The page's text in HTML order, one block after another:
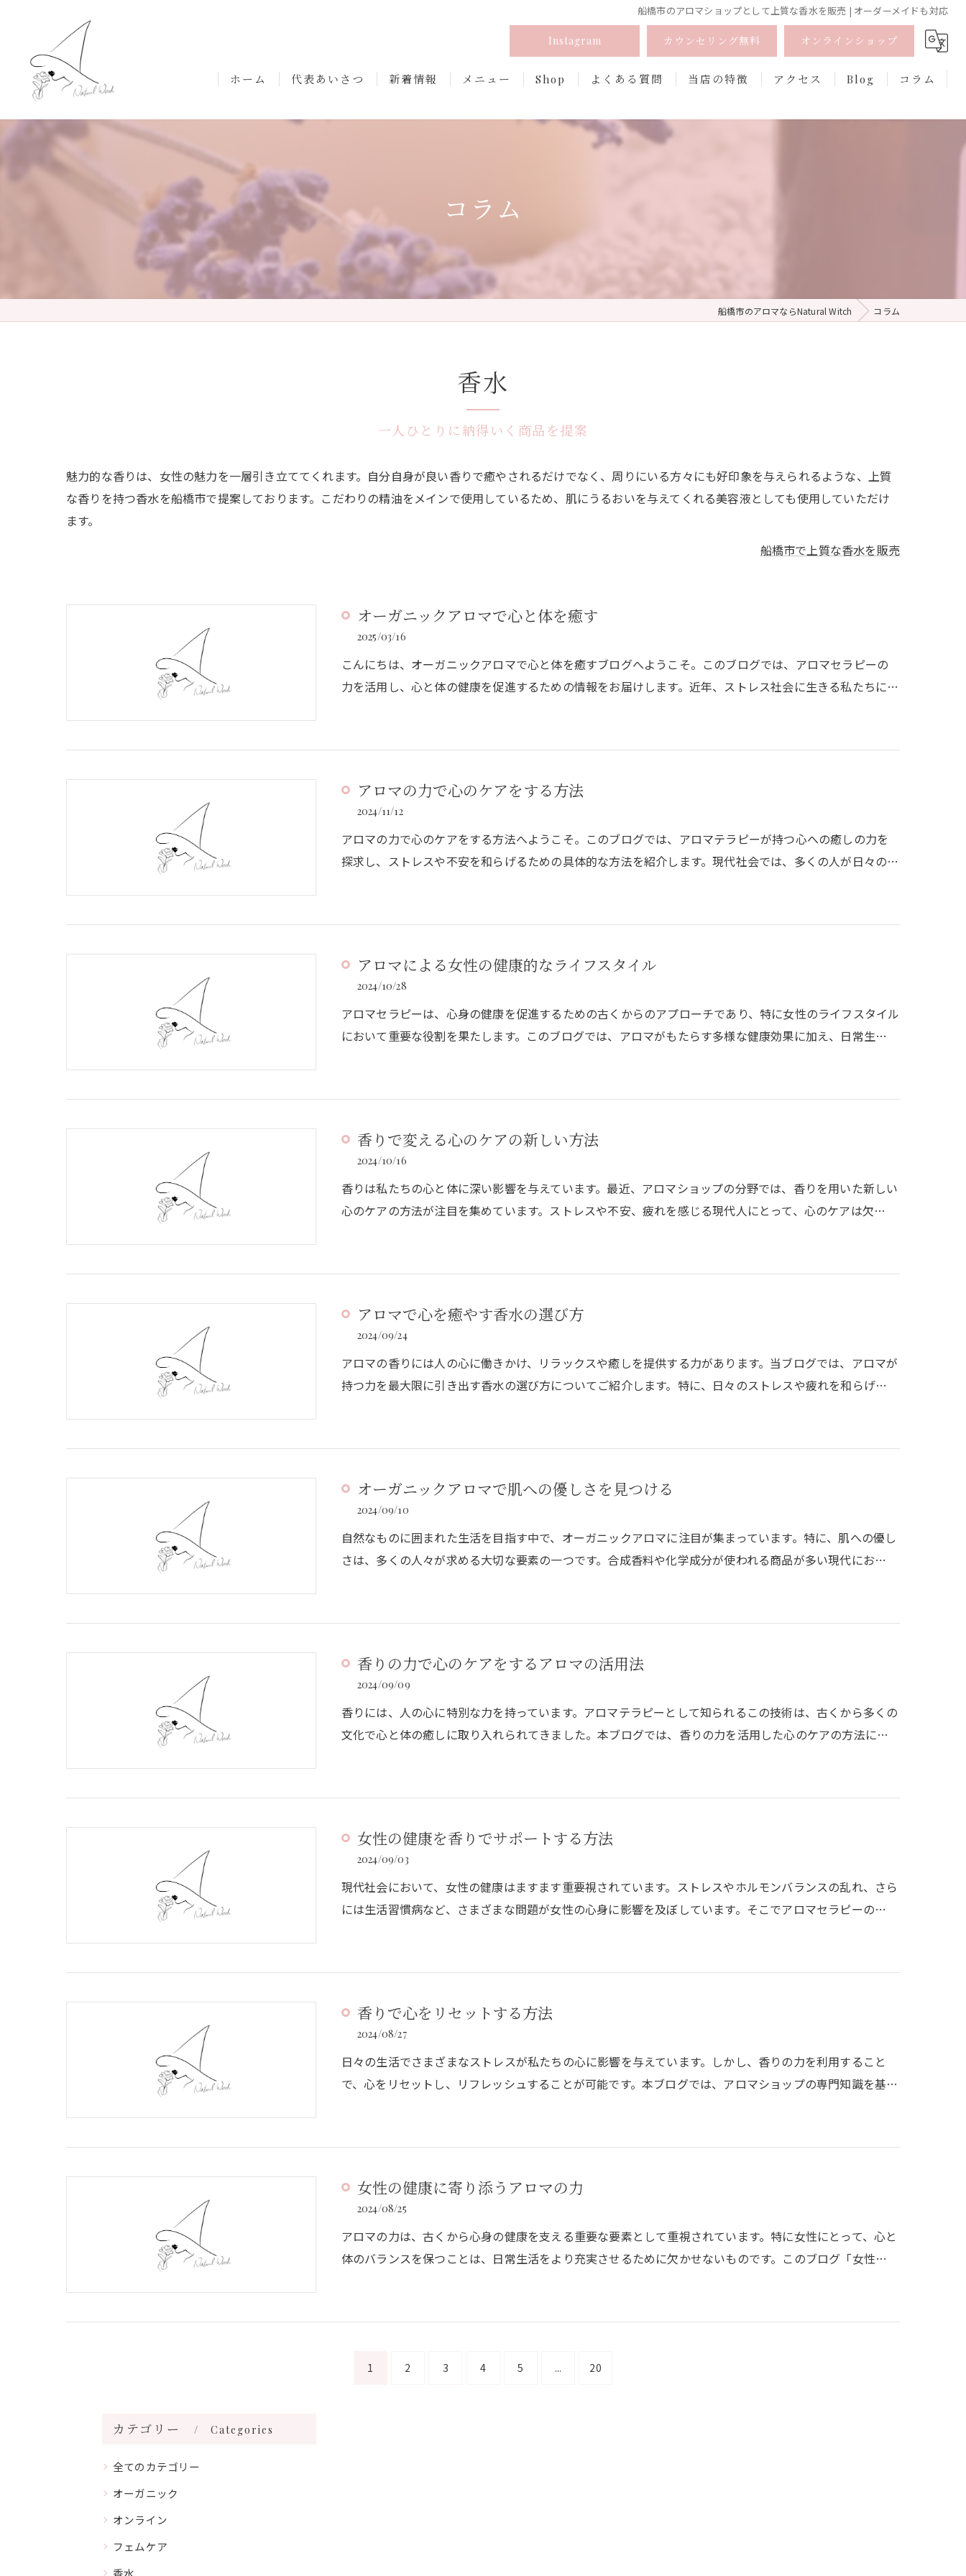
船橋市のアロマショップとして上質な香水を販売 | オーダーメイドも対応
Instagram カウンセリング無料 オンラインショップ
ホーム 代表あいさつ 新着情報 メニュー Shop よくある質問 当店の特徴 アクセス Blog コラム
コラム
船橋市のアロマならNatural Witch コラム
香水
一人ひとりに納得いく商品を提案
魅力的な香りは、女性の魅力を一層引き立ててくれます。自分自身が良い香りで癒やされるだけでなく、周りにいる方々にも好印象を与えられるような、上質
な香りを持つ香水を船橋市で提案しております。こだわりの精油をメインで使用しているため、肌にうるおいを与えてくれる美容液としても使用していただけ
ます。
船橋市で上質な香水を販売
オーガニックアロマで心と体を癒す
2025/03/16
こんにちは、オーガニックアロマで心と体を癒すブログへようこそ。このブログでは、アロマセラピーの
力を活用し、心と体の健康を促進するための情報をお届けします。近年、ストレス社会に生きる私たちに…
アロマの力で心のケアをする方法
2024/11/12
アロマの力で心のケアをする方法へようこそ。このブログでは、アロマテラピーが持つ心への癒しの力を
探求し、ストレスや不安を和らげるための具体的な方法を紹介します。現代社会では、多くの人が日々の…
アロマによる女性の健康的なライフスタイル
2024/10/28
アロマセラピーは、心身の健康を促進するための古くからのアプローチであり、特に女性のライフスタイル
において重要な役割を果たします。このブログでは、アロマがもたらす多様な健康効果に加え、日常生…
香りで変える心のケアの新しい方法
2024/10/16
香りは私たちの心と体に深い影響を与えています。最近、アロマショップの分野では、香りを用いた新しい
心のケアの方法が注目を集めています。ストレスや不安、疲れを感じる現代人にとって、心のケアは欠…
アロマで心を癒やす香水の選び方
2024/09/24
アロマの香りには人の心に働きかけ、リラックスや癒しを提供する力があります。当ブログでは、アロマが
持つ力を最大限に引き出す香水の選び方についてご紹介します。特に、日々のストレスや疲れを和らげ…
オーガニックアロマで肌への優しさを見つける
2024/09/10
自然なものに囲まれた生活を目指す中で、オーガニックアロマに注目が集まっています。特に、肌への優し
さは、多くの人々が求める大切な要素の一つです。合成香料や化学成分が使われる商品が多い現代にお…
香りの力で心のケアをするアロマの活用法
2024/09/09
香りには、人の心に特別な力を持っています。アロマテラピーとして知られるこの技術は、古くから多くの
文化で心と体の癒しに取り入れられてきました。本ブログでは、香りの力を活用した心のケアの方法に…
女性の健康を香りでサポートする方法
2024/09/03
現代社会において、女性の健康はますます重要視されています。ストレスやホルモンバランスの乱れ、さら
には生活習慣病など、さまざまな問題が女性の心身に影響を及ぼしています。そこでアロマセラピーの…
香りで心をリセットする方法
2024/08/27
日々の生活でさまざまなストレスが私たちの心に影響を与えています。しかし、香りの力を利用すること
で、心をリセットし、リフレッシュすることが可能です。本ブログでは、アロマショップの専門知識を基…
女性の健康に寄り添うアロマの力
2024/08/25
アロマの力は、古くから心身の健康を支える重要な要素として重視されています。特に女性にとって、心と
体のバランスを保つことは、日常生活をより充実させるために欠かせないものです。このブログ「女性…
1 2 3 4 5 ... 20
カテゴリー Categories
全てのカテゴリー
オーガニック
オンライン
フェムケア
香水